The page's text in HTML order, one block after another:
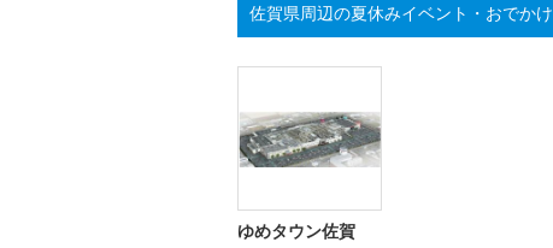
佐賀県周辺の夏休みイベント・おでか
ゆめタウン佐賀